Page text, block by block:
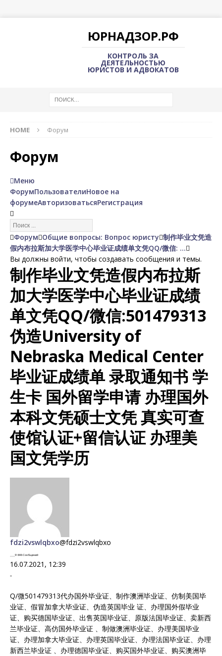
ЮРНАДЗОР.РФ
КОНТРОЛЬ ЗА
ДЕЯТЕЛЬНОСТЬЮ
ЮРИСТОВ И АДВОКАТОВ
HOME Форум
Форум
Меню
ФорумПользователиНовое на
форумеАвторизоватьсяРегистрация
Форум Общие вопросы: Вопрос юристу 制作毕业文凭造
假内布拉斯加大学医学中心毕业证成绩单文凭QQ/微信: …
Вы должны войти, чтобы создавать сообщения и темы.
制作毕业文凭造假内布拉斯
加大学医学中心毕业证成绩
单文凭QQ/微信:501479313
伪造University of
Nebraska Medical Center
毕业证成绩单 录取通知书 学
生卡 国外留学申请 办理国外
本科文凭硕士文凭 真实可查
使馆认证+留信认证 办理美
国文凭学历
fdzi2vswlqbxo@fdzi2vswlqbxo
9 646 Сообщений
16.07.2021, 12:39
-
Q/微501479313代办国外毕业证、制作澳洲毕业证、仿制美国毕
业证、假冒加拿大毕业证、伪造英国毕业 证、办理国外假毕业
证、购买德国毕业证、出售英国毕业证、原版法国毕业证、卖新西
兰毕业证、高仿国外毕业证 、制做澳洲毕业证、办理美国毕业
证、办理加拿大毕业证、办理英国毕业证、办理法国毕业证、办理
新西兰毕业证 、办理德国毕业证、购买国外毕业证、购买澳洲毕